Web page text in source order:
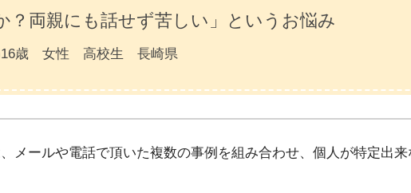
？両親にも話せず苦しい」というお悩み
歳 女性 高校生 長崎県
メールや電話で頂いた複数の事例を組み合わせ、個人が特定出来